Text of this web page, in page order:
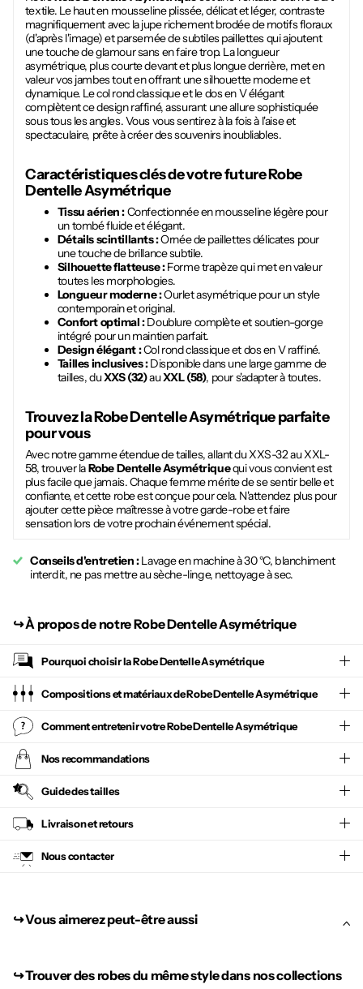
textile. Le haut en mousseline plissée, délicat et léger, contraste
magnifiquement avec la jupe richement brodée de motifs floraux
(d'après l'image) et parsemée de subtiles paillettes qui ajoutent
une touche de glamour sans en faire trop. La longueur
asymétrique, plus courte devant et plus longue derrière, met en
valeur vos jambes tout en offrant une silhouette moderne et
dynamique. Le col rond classique et le dos en V élégant
complètent ce design raffiné, assurant une allure sophistiquée
sous tous les angles. Vous vous sentirez à la fois à l'aise et
spectaculaire, prête à créer des souvenirs inoubliables.
Caractéristiques clés de votre futureRobe
Dentelle Asymétrique
Tissu aérien :Confectionnée en mousseline légère pour
un tombé fluide et élégant.
Détails scintillants :Ornée de paillettes délicates pour
une touche de brillance subtile.
Silhouette flatteuse :Forme trapèze qui met en valeur
toutes les morphologies.
Longueur moderne :Ourlet asymétrique pour un style
contemporain et original.
Confort optimal :Doublure complète et soutien-gorge
intégré pour un maintien parfait.
Design élégant :Col rond classique et dos en V raffiné.
Tailles inclusives :Disponible dans une large gamme de
tailles, duXXS (32)auXXL (58), pour s'adapter à toutes.
Trouvez laRobe Dentelle Asymétriqueparfaite
pour vous
Avec notre gamme étendue de tailles, allant du XXS-32 au XXL-
58, trouver laRobe Dentelle Asymétriquequi vous convient est
plus facile que jamais. Chaque femme mérite de se sentir belle et
confiante, et cette robe est conçue pour cela. N'attendez plus pour
ajouter cette pièce maîtresse à votre garde-robe et faire
sensation lors de votre prochain événement spécial.
Conseils d'entretien :Lavage en machine à 30 °C, blanchiment
interdit, ne pas mettre au sèche-linge, nettoyage à sec.
↪︎À propos de notre Robe Dentelle Asymétrique
Pourquoi choisir laRobe Dentelle Asymétrique
Compositions et matériaux de Robe Dentelle Asymétrique
Comment entretenir votreRobe Dentelle Asymétrique
Nos recommandations
Guide des tailles
Livraison et retours
Nous contacter
↪︎ Vous aimerez peut-être aussi
↪︎Trouver des robes du même style dans nos collections